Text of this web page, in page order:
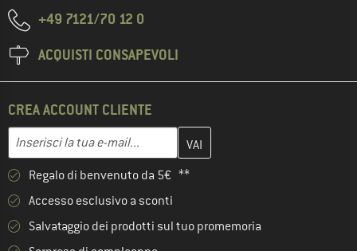
+49 7121/70 12 0
ACQUISTI CONSAPEVOLI
CREA ACCOUNT CLIENTE
Inserisci la tua e-mail...
Inserisci qui il tuo indirizzo e-mail e crea il tuo account cliente
Regalo di benvenuto da 5€ **
Accesso esclusivo a sconti
Salvataggio dei prodotti sul tuo promemoria